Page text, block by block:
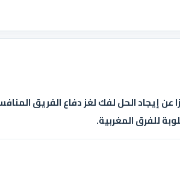
إيجاد الحل لفك لغز دفاع الفريق
للفرق المغربية.